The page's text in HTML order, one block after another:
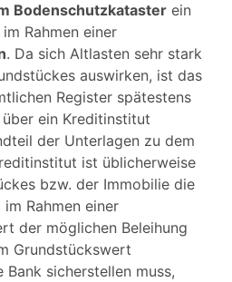
Bodenschutzkataster ein
im Rahmen einer
. Da sich Altlasten sehr stark
auswirken, ist das
Register spätestens
ein Kreditinstitut
der Unterlagen zu dem
ist üblicherweise
bzw. der Immobilie die
Rahmen einer
der möglichen Beleihung
Grundstückswert
sicherstellen muss,